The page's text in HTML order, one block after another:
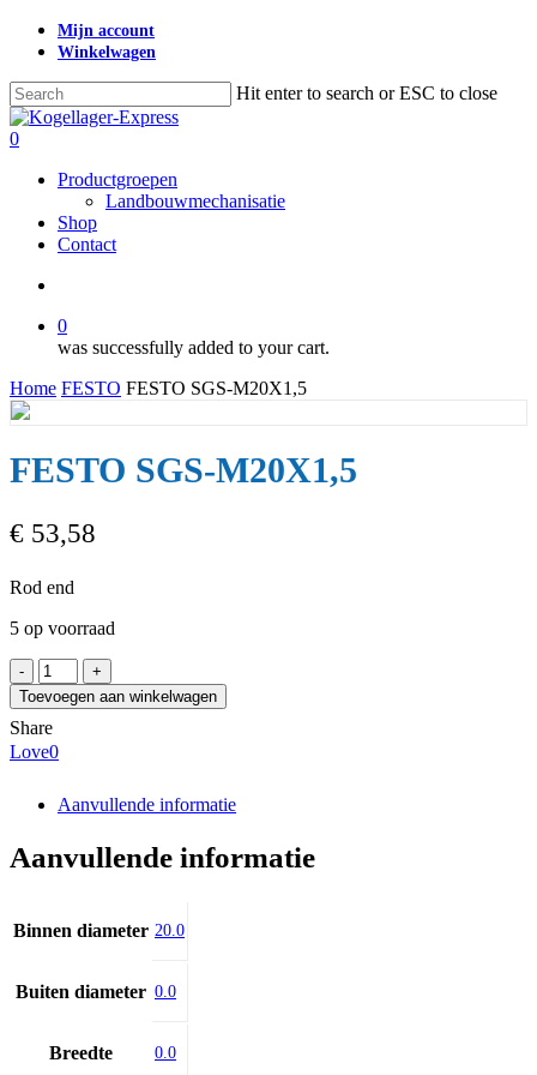
Skip
content
Mijn account
Winkelwagen
Hit enter to search or ESC to close
Close
Search
search
0
Productgroepen
Landbouwmechanisatie
Shop
Contact
0
was successfully added to your cart.
Home FESTO FESTO SGS-M20X1,5
FESTO SGS-M20X1,5
€ 53,58
Rod end
5 op voorraad
FESTO
SGS-
M20X1,5
aantal
Toevoegen aan winkelwagen
Share
Love0
Aanvullende informatie
Aanvullende informatie
Binnen diameter 20.0
Buiten diameter 0.0
Breedte 0.0